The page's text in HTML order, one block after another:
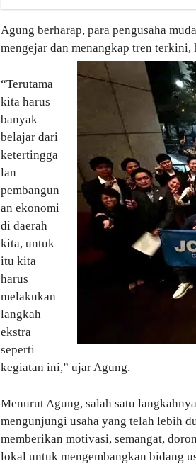
Agung berharap, para pengusaha
mengejar dan menangkap tren terkini,
“Terutama
kita harus
banyak
belajar dari
ketertingga
lan
pembangun
an ekonomi
di daerah
kita, untuk
itu kita
harus
melakukan
langkah
ekstra
seperti
kegiatan ini,” ujar Agung.
Menurut Agung, salah satu
mengunjungi usaha yang telah lebih
memberikan motivasi, semangat,
lokal untuk mengembangkan bidang